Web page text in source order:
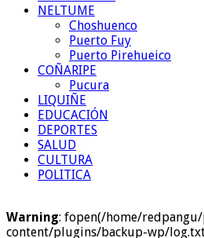
NELTUME
Choshuenco
Puerto Fuy
Puerto Pirehueico
COÑARIPE
Pucura
LIQUIÑE
EDUCACIÓN
DEPORTES
SALUD
CULTURA
POLITICA
Warning: fopen(/home/
content/plugins/backup-wp/